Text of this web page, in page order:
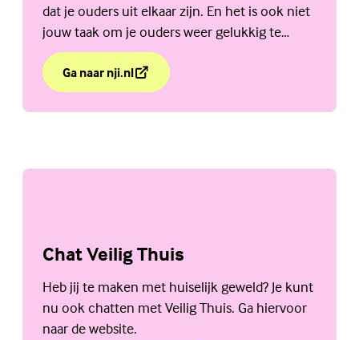
dat je ouders uit elkaar zijn. En het is ook niet
jouw taak om je ouders weer gelukkig te
maken. Bekijk de website van het NJi.
Ga naar nji.nl
over Als je ouders gaan scheiden is dat een moeilijke
(Externe link)
Chat Veilig Thuis
Heb jij te maken met huiselijk geweld? Je kunt
nu ook chatten met Veilig Thuis. Ga hiervoor
naar de website.